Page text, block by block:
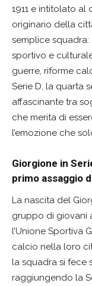
1911 e intitolato
originario della
semplice
sportivo e
guerre, riforme
Serie D, la quarta
affascinante tra
che merita di
l’emozione che
Giorgione in
primo assaggio
La nascita del
gruppo di giovani
l’Unione Sportiva
calcio nella loro
la squadra si fece
raggiungendo la